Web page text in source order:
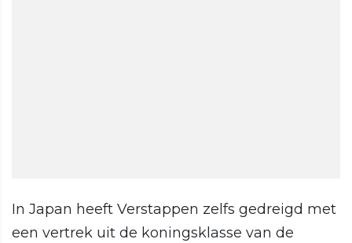
In Japan heeft Verstappen zelfs gedreigd met
een vertrek uit de koningsklasse van de